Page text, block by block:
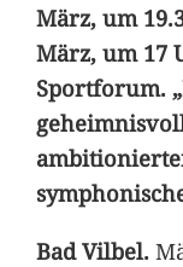
März, um
März, um 17
Sportforum.
Bad Vilbel.